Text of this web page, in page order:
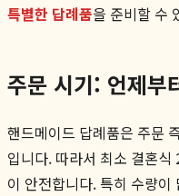
특별한 답례품을 준비할 수
주문 시기: 언제부
핸드메이드 답례품은 주문
입니다. 따라서 최소 결혼
이 안전합니다. 특히 수량